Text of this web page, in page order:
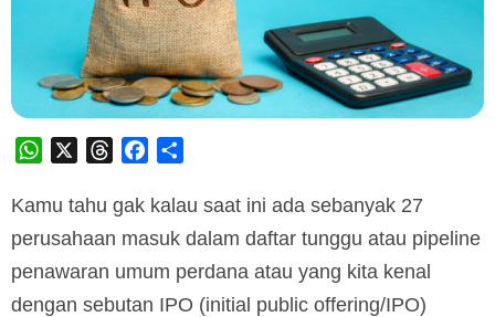
WhatsApp ThreadsFacebook
Kamu tahu gak kalau saat ini ada sebanyak 27
perusahaan masuk dalam daftar tunggu atau pipeline
penawaran umum perdana atau yang kita kenal
dengan sebutan IPO (initial public offering/IPO)